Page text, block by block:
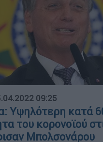
09:25
Υψηλότερη κατά
του κορονοϊού
Μπολσονάρου